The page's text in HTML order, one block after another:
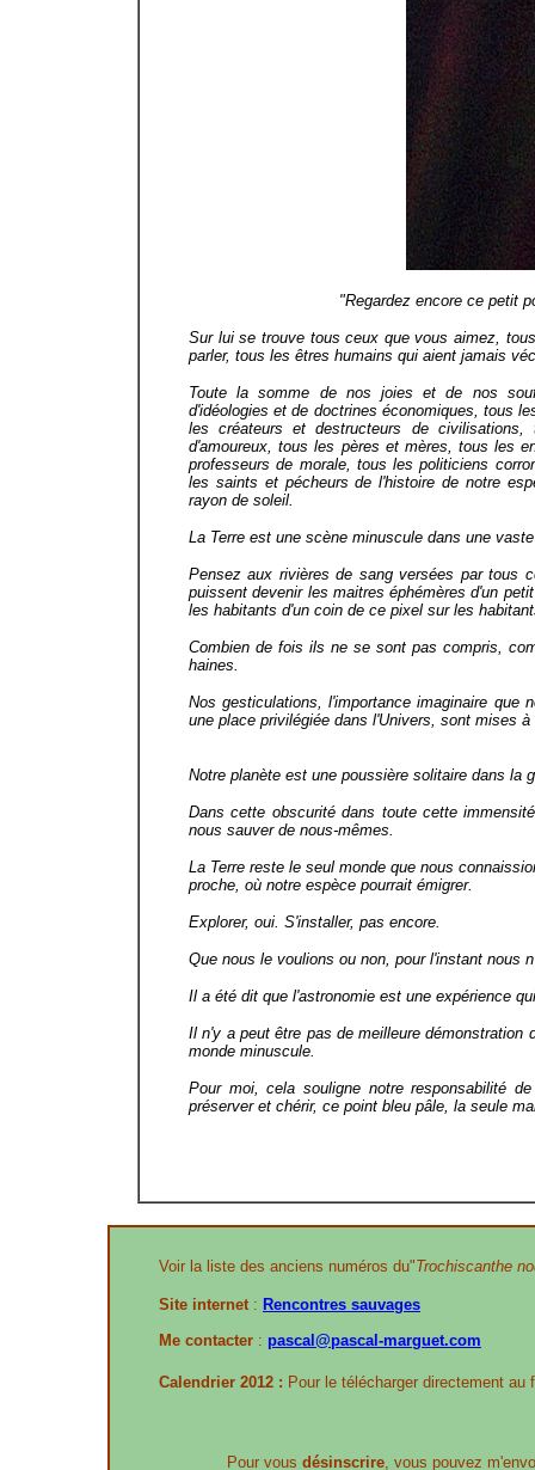
"Regardez encore ce petit
Sur lui se trouve tous ceux que vous aimez,
parler, tous les êtres humains qui aient jamais
Toute la somme de nos joies et de nos
d'idéologies et de doctrines économiques, tous
les créateurs et destructeurs de
d'amoureux, tous les pères et mères, tous les
professeurs de morale, tous les politiciens
les saints et pécheurs de l'histoire de notre
rayon de soleil.
La Terre est une scène minuscule dans une
Pensez aux rivières de sang versées par tous
puissent devenir les maitres éphémères d'un
les habitants d'un coin de ce pixel sur les
Combien de fois ils ne se sont pas compris,
haines.
Nos gesticulations, l'importance imaginaire que
une place privilégiée dans l'Univers, sont mises
Notre planète est une poussière solitaire dans la
Dans cette obscurité dans toute cette
nous sauver de nous-mêmes.
La Terre reste le seul monde que nous
proche, où notre espèce pourrait émigrer.
Explorer, oui. S'installer, pas encore.
Que nous le voulions ou non, pour l'instant nous
Il a été dit que l'astronomie est une expérience
Il n'y a peut être pas de meilleure démonstration
monde minuscule.
Pour moi, cela souligne notre responsabilité
préserver et chérir, ce point bleu pâle, la seule
Voir la liste des anciens numéros du"Trochiscanthe
Site internet : Rencontres sauvages
Me contacter : pascal@pascal-marguet.com
Calendrier 2012 : Pour le télécharger directement au
Pour vous désinscrire, vous pouvez